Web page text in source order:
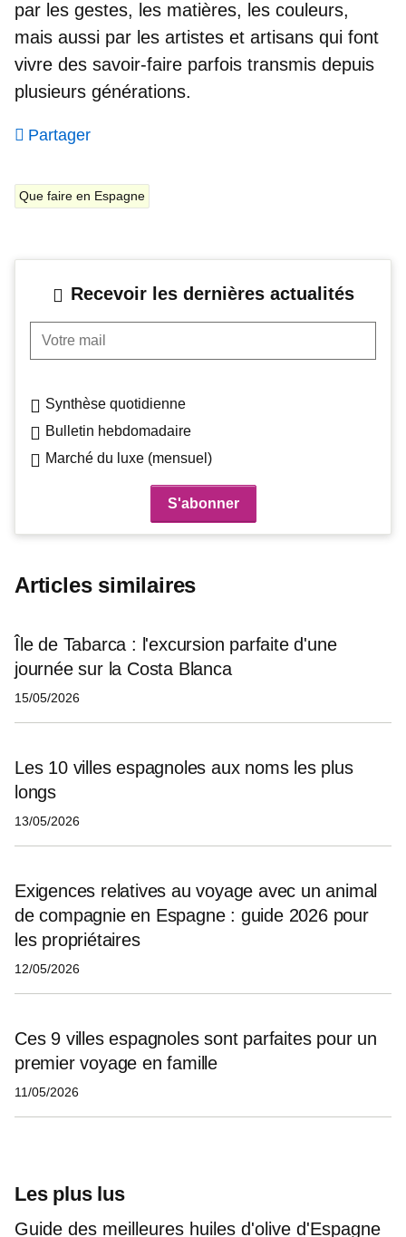
par les gestes, les matières, les couleurs,
mais aussi par les artistes et artisans qui font
vivre des savoir-faire parfois transmis depuis
plusieurs générations.
Partager
Que faire en Espagne
Recevoir les dernières actualités
Votre mail
Synthèse quotidienne
Bulletin hebdomadaire
Marché du luxe (mensuel)
Articles similaires
Île de Tabarca : l'excursion parfaite d'une
journée sur la Costa Blanca
15/05/2026
Les 10 villes espagnoles aux noms les plus
longs
13/05/2026
Exigences relatives au voyage avec un animal
de compagnie en Espagne : guide 2026 pour
les propriétaires
12/05/2026
Ces 9 villes espagnoles sont parfaites pour un
premier voyage en famille
11/05/2026
Les plus lus
Guide des meilleures huiles d'olive d'Espagne